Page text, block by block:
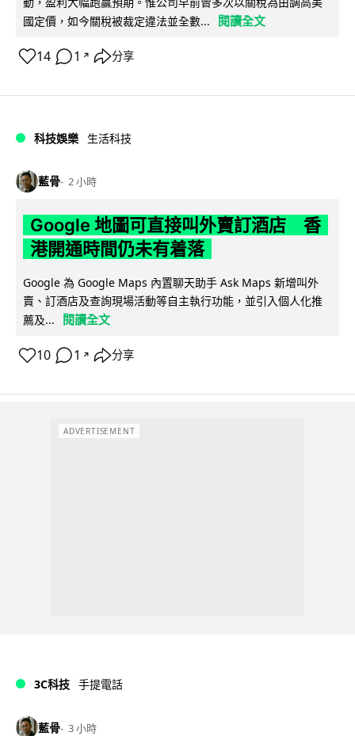
國定價，如今關稅被裁定違法並全數...
閱讀全文
14 1 ↗ 分享
科技娛樂 生活科技
藍骨 2 小時
Google 地圖可直接叫外賣訂酒店 香
港開通時間仍未有着落
Google 為 Google Maps 內置聊天助手 Ask Maps 新增叫外
賣、訂酒店及查詢現場活動等自主執行功能，並引入個人化推
薦及...
閱讀全文
10 1 ↗ 分享
ADVERTISEMENT
3C科技 手提電話
藍骨 3 小時